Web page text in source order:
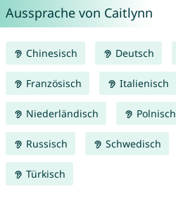
Aussprache von Caitlynn
Chinesisch Deutsch
Französisch Italienisch
Niederländisch Polnisch
Russisch Schwedisch
Türkisch